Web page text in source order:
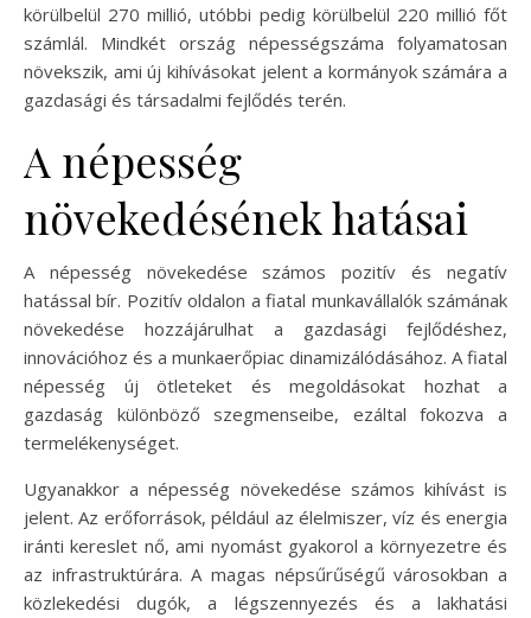
körülbelül 270 millió, utóbbi pedig körülbelül 220 millió főt
számlál. Mindkét ország népességszáma folyamatosan
növekszik, ami új kihívásokat jelent a kormányok számára a
gazdasági és társadalmi fejlődés terén.
A népesség
növekedésének hatásai
A népesség növekedése számos pozitív és negatív
hatással bír. Pozitív oldalon a fiatal munkavállalók számának
növekedése hozzájárulhat a gazdasági fejlődéshez,
innovációhoz és a munkaerőpiac dinamizálódásához. A fiatal
népesség új ötleteket és megoldásokat hozhat a
gazdaság különböző szegmenseibe, ezáltal fokozva a
termelékenységet.
Ugyanakkor a népesség növekedése számos kihívást is
jelent. Az erőforrások, például az élelmiszer, víz és energia
iránti kereslet nő, ami nyomást gyakorol a környezetre és
az infrastruktúrára. A magas népsűrűségű városokban a
közlekedési dugók, a légszennyezés és a lakhatási